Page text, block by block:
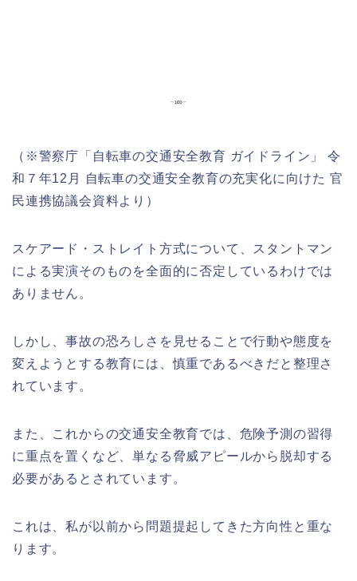
（※警察庁「自転車の交通安全教育 ガイドライン」 令
和７年12月 自転車の交通安全教育の充実化に向けた 官
民連携協議会資料より）
スケアード・ストレイト方式について、スタントマン
による実演そのものを全面的に否定しているわけでは
ありません。
しかし、事故の恐ろしさを見せることで行動や態度を
変えようとする教育には、慎重であるべきだと整理さ
れています。
また、これからの交通安全教育では、危険予測の習得
に重点を置くなど、単なる脅威アピールから脱却する
必要があるとされています。
これは、私が以前から問題提起してきた方向性と重な
ります。